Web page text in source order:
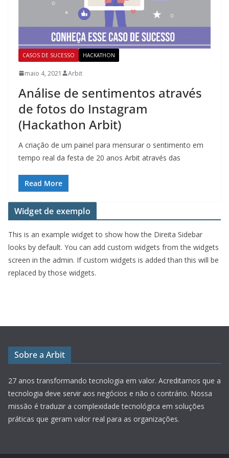
CASOS DE SUCESSO HACKATHON
maio 4, 2021 Arbit
Análise de sentimentos através
de fotos do Instagram
(Hackathon Arbit)
A criação de um painel para mensurar o sentimento em
tempo real da festa de 20 anos Arbit através das
Read More
Widget de exemplo
This is an example widget to show how the Direita Sidebar
looks by default. You can add custom widgets from the widgets
screen in the admin. If custom widgets is added than this will be
replaced by those widgets.
Sobre a Arbit
27 anos transformando tecnologia em valor. Acreditamos que a
tecnologia deve servir aos negócios e não o contrário. Nossa
missão é traduzir a complexidade tecnológica em soluções
práticas que geram valor real para as organizações.